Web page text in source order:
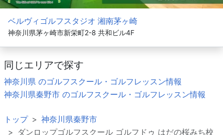
ベルヴィゴルフスタジオ 湘南茅ヶ崎
神奈川県茅ヶ崎市新栄町2-8 共和ビル4F
同じエリアで探す
神奈川県 のゴルフスクール・ゴルフレッスン情報
神奈川県秦野市 のゴルフスクール・ゴルフレッスン情報
トップ
神奈川県秦野市
ダンロップゴルフスクール ゴルフドゥ はだの桜みち校